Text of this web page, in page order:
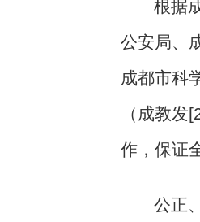
根据
公安局、
成都市科
（成教发
作，保证
公正